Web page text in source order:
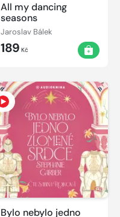
All my dancing
seasons
Jaroslav Bálek
189 Kč
Bylo nebylo jedno